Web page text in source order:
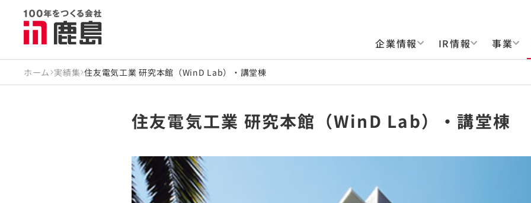
企業情報 IR情報 事業
ホーム 実績集 住友電気工業 研究本館（WinD Lab）・講堂棟
住友電気工業 研究本館（WinD Lab）・講堂棟